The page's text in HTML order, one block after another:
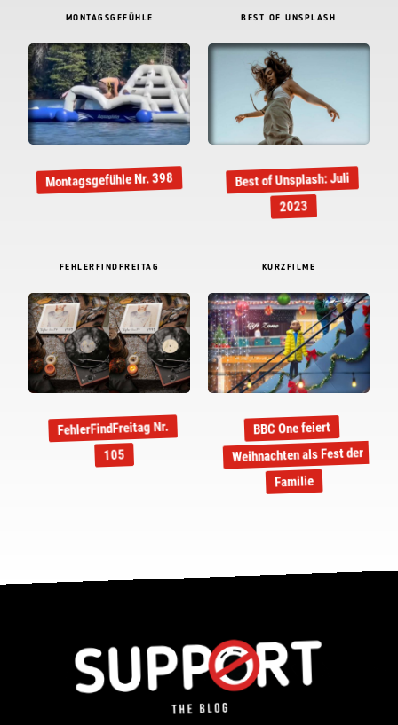
MONTAGSGEFÜHLE
Montagsgefühle Nr. 398
BEST OF UNSPLASH
Best of Unsplash: Juli
2023
FEHLERFINDFREITAG
FehlerFindFreitag Nr.
105
KURZFILME
BBC One feiert
Weihnachten als Fest der
Familie